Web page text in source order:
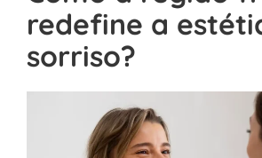
redefine a
sorriso?